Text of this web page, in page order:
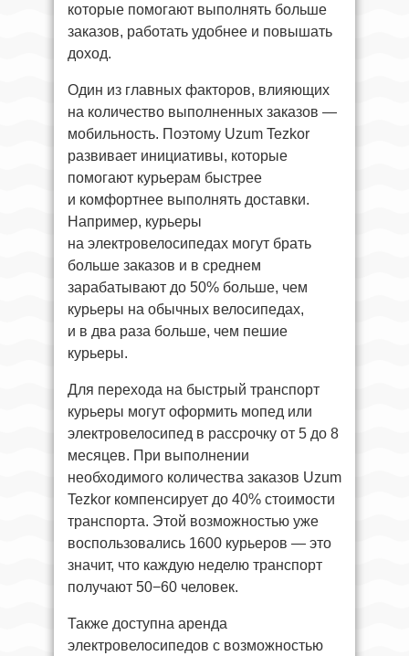
которые помогают выполнять больше
заказов, работать удобнее и повышать
доход.
Один из главных факторов, влияющих
на количество выполненных заказов —
мобильность. Поэтому Uzum Tezkor
развивает инициативы, которые
помогают курьерам быстрее
и комфортнее выполнять доставки.
Например, курьеры
на электровелосипедах могут брать
больше заказов и в среднем
зарабатывают до 50% больше, чем
курьеры на обычных велосипедах,
и в два раза больше, чем пешие
курьеры.
Для перехода на быстрый транспорт
курьеры могут оформить мопед или
электровелосипед в рассрочку от 5 до 8
месяцев. При выполнении
необходимого количества заказов Uzum
Tezkor компенсирует до 40% стоимости
транспорта. Этой возможностью уже
воспользовались 1600 курьеров — это
значит, что каждую неделю транспорт
получают 50−60 человек.
Также доступна аренда
электровелосипедов с возможностью